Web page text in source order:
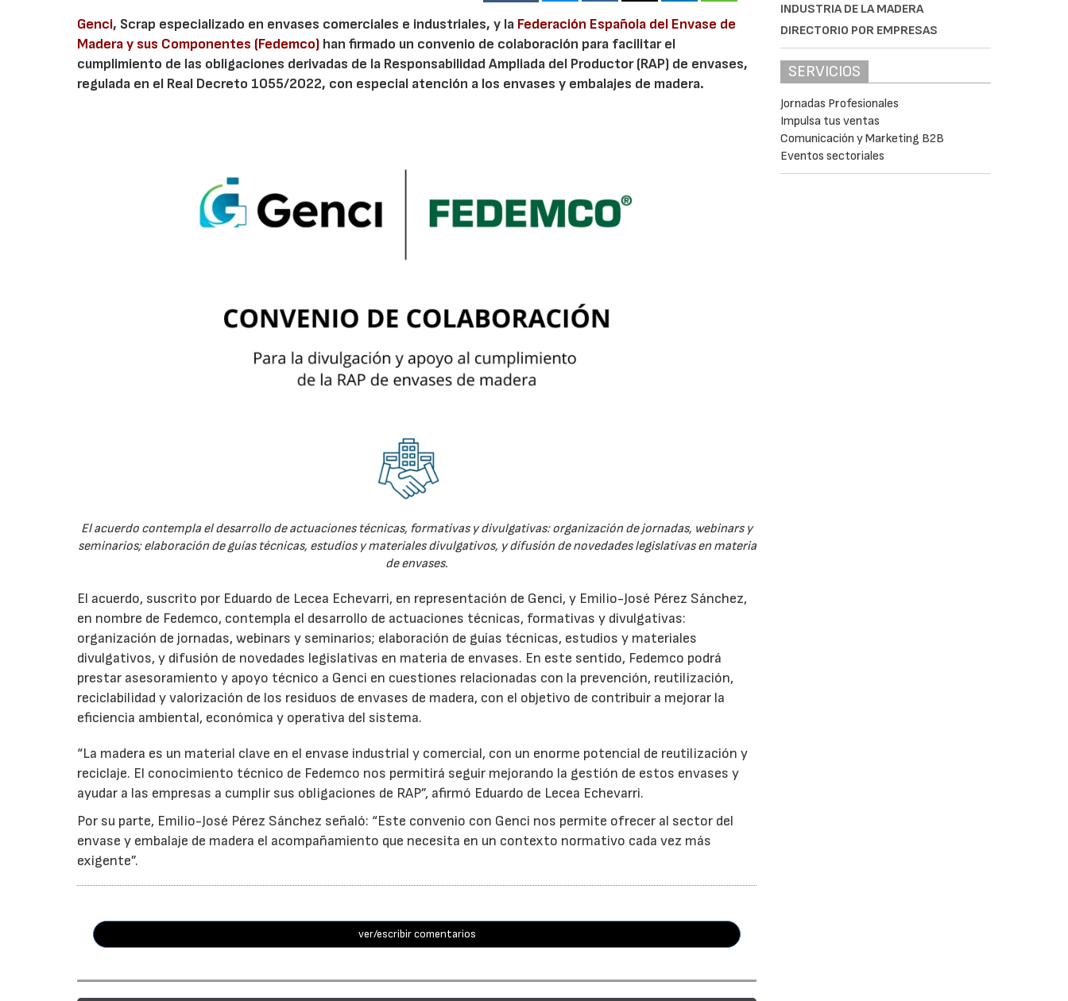
Genci, Scrap especializado en envases comerciales e industriales, y la Federación Española del Envase de
Madera y sus Componentes (Fedemco) han firmado un convenio de colaboración para facilitar el
cumplimiento de las obligaciones derivadas de la Responsabilidad Ampliada del Productor (RAP) de envases,
regulada en el Real Decreto 1055/2022, con especial atención a los envases y embalajes de madera.
El acuerdo contempla el desarrollo de actuaciones técnicas, formativas y divulgativas: organización de jornadas, webinars y
seminarios; elaboración de guías técnicas, estudios y materiales divulgativos, y difusión de novedades legislativas en materia
de envases.
El acuerdo, suscrito por Eduardo de Lecea Echevarri, en representación de Genci, y Emilio-José Pérez Sánchez,
en nombre de Fedemco, contempla el desarrollo de actuaciones técnicas, formativas y divulgativas:
organización de jornadas, webinars y seminarios; elaboración de guías técnicas, estudios y materiales
divulgativos, y difusión de novedades legislativas en materia de envases. En este sentido, Fedemco podrá
prestar asesoramiento y apoyo técnico a Genci en cuestiones relacionadas con la prevención, reutilización,
reciclabilidad y valorización de los residuos de envases de madera, con el objetivo de contribuir a mejorar la
eficiencia ambiental, económica y operativa del sistema.
“La madera es un material clave en el envase industrial y comercial, con un enorme potencial de reutilización y
reciclaje. El conocimiento técnico de Fedemco nos permitirá seguir mejorando la gestión de estos envases y
ayudar a las empresas a cumplir sus obligaciones de RAP”, afirmó Eduardo de Lecea Echevarri.
Por su parte, Emilio-José Pérez Sánchez señaló: “Este convenio con Genci nos permite ofrecer al sector del
envase y embalaje de madera el acompañamiento que necesita en un contexto normativo cada vez más
exigente”.
ver/escribir comentarios
INDUSTRIA DE LA MADERA
DIRECTORIO POR EMPRESAS
SERVICIOS
Jornadas Profesionales
Impulsa tus ventas
Comunicación y Marketing B2B
Eventos sectoriales